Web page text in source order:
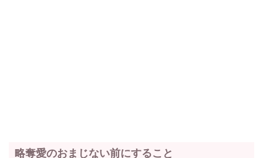
略奪愛のおまじない前にすること